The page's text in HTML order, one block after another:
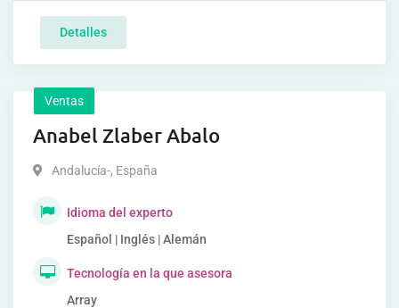
Detalles
Ventas
Anabel Zlaber Abalo
Andalucía-, España
Idioma del experto
Español | Inglés | Alemán
Tecnología en la que asesora
Array